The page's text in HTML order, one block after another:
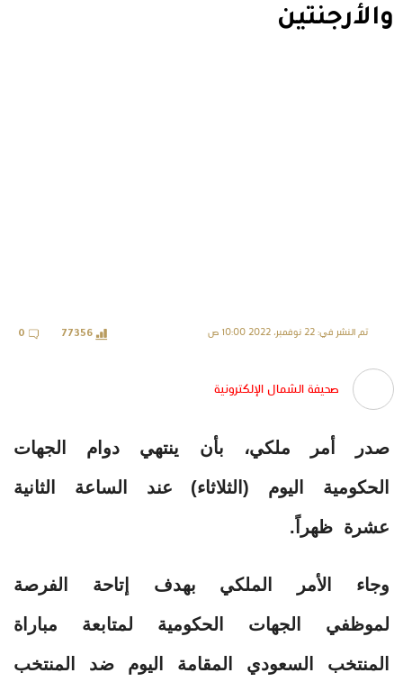
والأرجنتين
تم النشر في: 22 نوفمبر، 2022 10:00 ص 77356
0
صحيفة الشمال الإلكترونية
صدر أمر ملكي، بأن ينتهي دوام الجهات
الحكومية اليوم (الثلاثاء) عند الساعة الثانية
عشرة ظهراً.
وجاء الأمر الملكي بهدف إتاحة الفرصة
لموظفي الجهات الحكومية لمتابعة مباراة
المنتخب السعودي المقامة اليوم ضد المنتخب